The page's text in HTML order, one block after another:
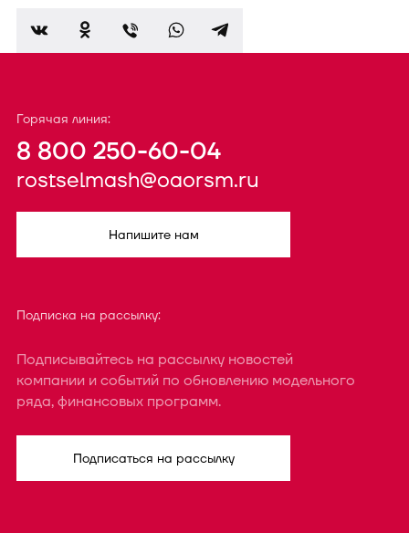
Горячая линия:
8 800 250-60-04
rostselmash@oaorsm.ru
Напишите нам
Подписка на рассылку:
Подписывайтесь на рассылку новостей
компании и событий по обновлению модельного
ряда, финансовых программ.
Подписаться на рассылку